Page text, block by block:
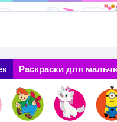
Раскраски для